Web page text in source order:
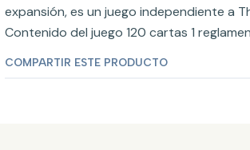
expansión, es un juego independiente a
Contenido del juego 120 cartas 1
COMPARTIR ESTE PRODUCTO